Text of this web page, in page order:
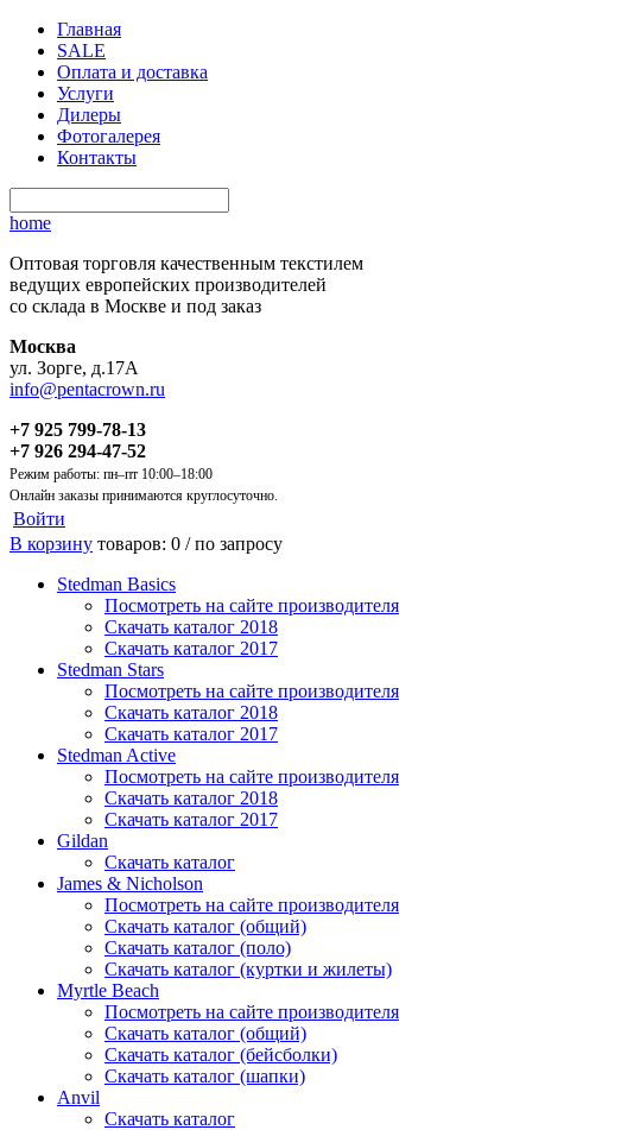
Главная
SALE
Оплата и доставка
Услуги
Дилеры
Фотогалерея
Контакты
home
Оптовая торговля качественным текстилем
ведущих европейских производителей
со склада в Москве и под заказ
Москва
ул. Зорге, д.17А
info@pentacrown.ru
+7 925 799-78-13
+7 926 294-47-52
Режим работы: пн–пт 10:00–18:00
Онлайн заказы принимаются круглосуточно.
Войти
В корзину товаров: 0 /по запросу
Stedman Basics
Посмотреть на сайте производителя
Скачать каталог 2018
Скачать каталог 2017
Stedman Stars
Посмотреть на сайте производителя
Скачать каталог 2018
Скачать каталог 2017
Stedman Active
Посмотреть на сайте производителя
Скачать каталог 2018
Скачать каталог 2017
Gildan
Скачать каталог
James & Nicholson
Посмотреть на сайте производителя
Скачать каталог (общий)
Скачать каталог (поло)
Скачать каталог (куртки и жилеты)
Myrtle Beach
Посмотреть на сайте производителя
Скачать каталог (общий)
Скачать каталог (бейсболки)
Скачать каталог (шапки)
Anvil
Скачать каталог